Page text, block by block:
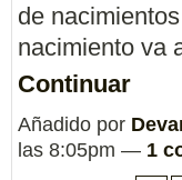
de
nacimiento va
Continuar
Añadido por
las 8:05pm — 1